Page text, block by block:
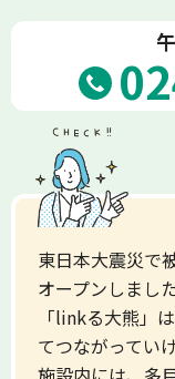
東日本大震災で
オープンしました
「linkる大熊」
てつながってい